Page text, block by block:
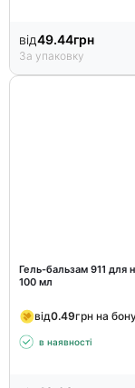
від49.44грн
За упаковку
Гель-бальзам 911 для
100 мл
від0.49грн на
в наявності